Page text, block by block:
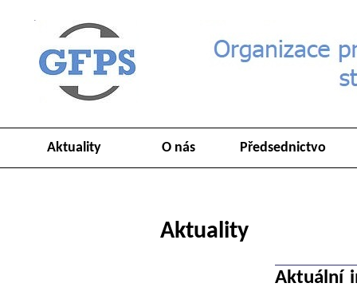
Aktuality
Aktuální
Aktuality O nás Předsednictvo